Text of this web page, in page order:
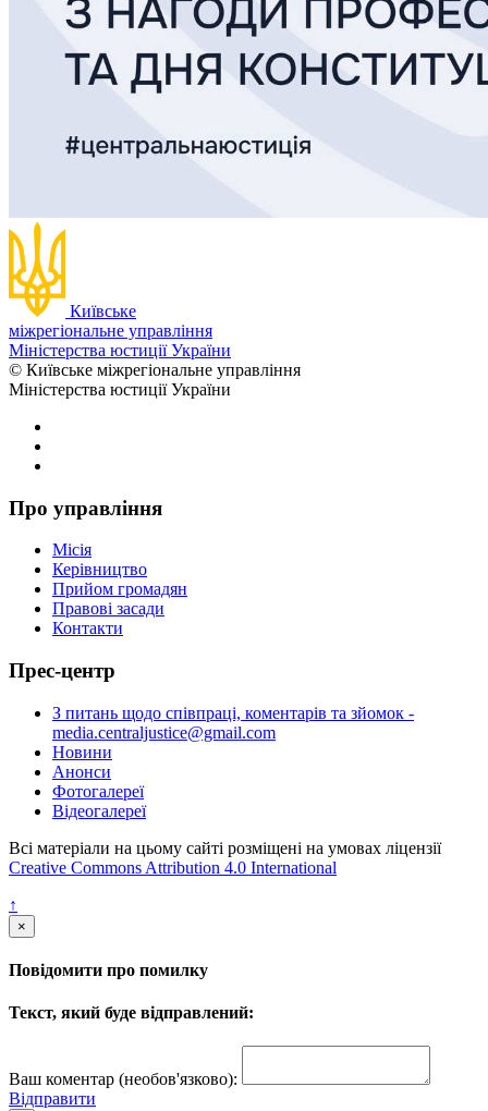
Київське
міжрегіональне управління
Міністерства юстиції України
© Київське міжрегіональне управління
Міністерства юстиції України
Про управління
Місія
Керівництво
Прийом громадян
Правові засади
Контакти
Прес-центр
З питань щодо співпраці, коментарів та зйомок -
media.centraljustice@gmail.com
Новини
Анонси
Фотогалереї
Відеогалереї
Всі матеріали на цьому сайті розміщені на умовах ліцензії
Creative Commons Attribution 4.0 International
↑
×
Повідомити про помилку
Текст, який буде відправлений:
Ваш коментар (необов'язково):
Відправити